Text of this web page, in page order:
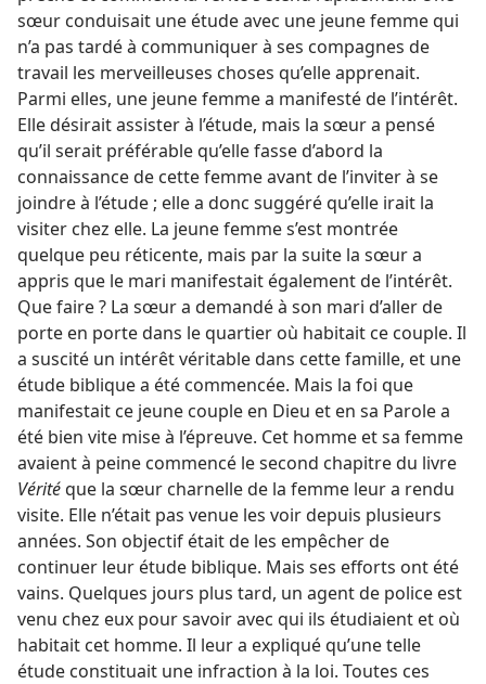
sœur conduisait une étude avec une jeune femme qui
n’a pas tardé à communiquer à ses compagnes de
travail les merveilleuses choses qu’elle apprenait.
Parmi elles, une jeune femme a manifesté de l’intérêt.
Elle désirait assister à l’étude, mais la sœur a pensé
qu’il serait préférable qu’elle fasse d’abord la
connaissance de cette femme avant de l’inviter à se
joindre à l’étude ; elle a donc suggéré qu’elle irait la
visiter chez elle. La jeune femme s’est montrée
quelque peu réticente, mais par la suite la sœur a
appris que le mari manifestait également de l’intérêt.
Que faire ? La sœur a demandé à son mari d’aller de
porte en porte dans le quartier où habitait ce couple. Il
a suscité un intérêt véritable dans cette famille, et une
étude biblique a été commencée. Mais la foi que
manifestait ce jeune couple en Dieu et en sa Parole a
été bien vite mise à l’épreuve. Cet homme et sa femme
avaient à peine commencé le second chapitre du livre
Véritéque la sœur charnelle de la femme leur a rendu
visite. Elle n’était pas venue les voir depuis plusieurs
années. Son objectif était de les empêcher de
continuer leur étude biblique. Mais ses efforts ont été
vains. Quelques jours plus tard, un agent de police est
venu chez eux pour savoir avec qui ils étudiaient et où
habitait cet homme. Il leur a expliqué qu’une telle
étude constituait une infraction à la loi. Toutes ces